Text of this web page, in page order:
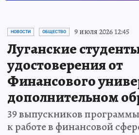
НОВОСТИ ОБЩЕСТВО 9 июля 2026 12:45
Луганские
удостоверения от
Финансового
дополнительном
39 выпускников
к работе в финансовой